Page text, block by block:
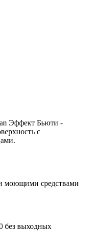
Эффект Бьюти -
с
моющими средствами
без выходных